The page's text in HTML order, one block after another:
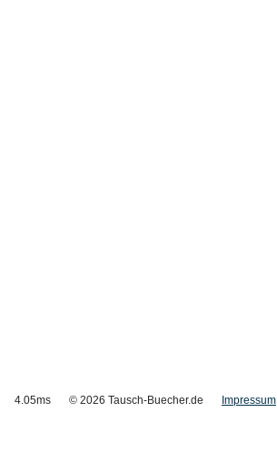
4.05ms © 2026 Tausch-Buecher.de Impressum